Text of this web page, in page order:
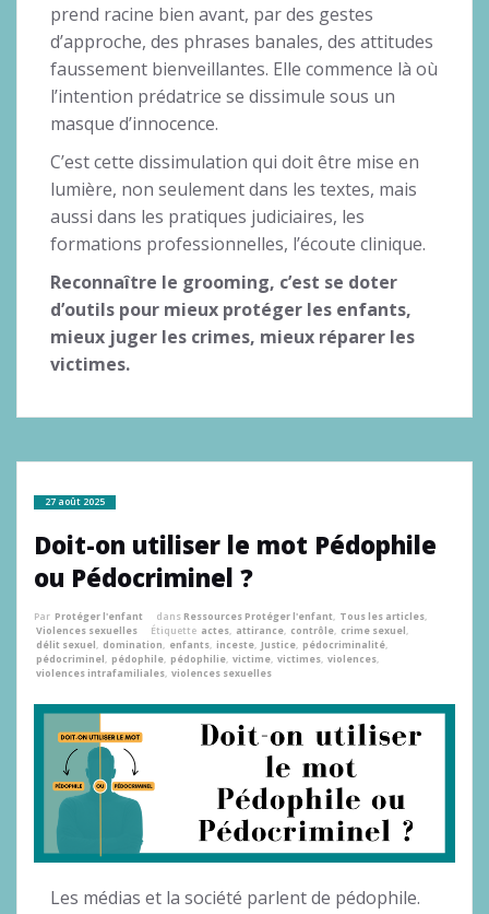
prend racine bien avant, par des gestes
d’approche, des phrases banales, des attitudes
faussement bienveillantes. Elle commence là où
l’intention prédatrice se dissimule sous un
masque d’innocence.
C’est cette dissimulation qui doit être mise en
lumière, non seulement dans les textes, mais
aussi dans les pratiques judiciaires, les
formations professionnelles, l’écoute clinique.
Reconnaître le grooming, c’est se doter
d’outils pour mieux protéger les enfants,
mieux juger les crimes, mieux réparer les
victimes.
27 août 2025
Doit-on utiliser le mot Pédophile
ou Pédocriminel ?
Par Protéger l'enfant dansRessources Protéger l'enfant, Tous les articles,
Violences sexuelles
Étiquette actes, attirance, contrôle, crime sexuel,
délit sexuel, domination, enfants, inceste, Justice, pédocriminalité,
pédocriminel, pédophile, pédophilie, victime, victimes, violences,
violences intrafamiliales, violences sexuelles
Les médias et la société parlent de pédophile.